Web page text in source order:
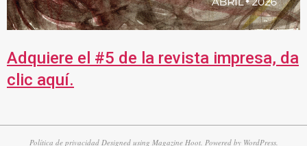
Adquiere el #5 de la revista impresa, da
clic aquí.
Política de privacidadDesigned using Magazine Hoot. Powered by WordPress.